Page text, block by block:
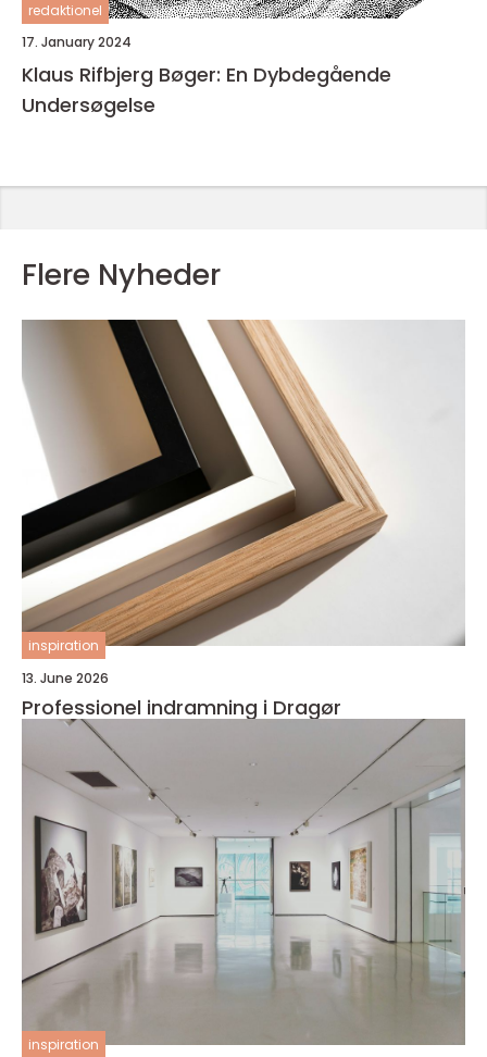
redaktionel
17. January 2024
Klaus Rifbjerg Bøger: En Dybdegående
Undersøgelse
Flere Nyheder
inspiration
13. June 2026
Professionel indramning i Dragør
inspiration